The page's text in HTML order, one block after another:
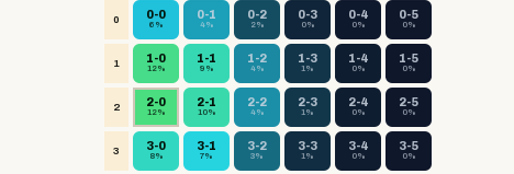
0 0-0
6%
0-1
4%
0-2
2%
0-3
0%
0-4
0%
0-5
0%
1 1-0
12%
1-1
9%
1-2
4%
1-3
1%
1-4
0%
1-5
0%
2 2-0
12%
2-1
10%
2-2
4%
2-3
1%
2-4
0%
2-5
0%
3 3-0
8%
3-1
7%
3-2
3%
3-3
1%
3-4
0%
3-5
0%